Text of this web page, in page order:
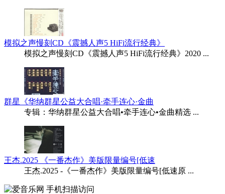
模拟之声慢刻CD《震撼人声5 HiFi流行经典》
模拟之声慢刻CD《震撼人声5 HiFi流行经典》2020 ...
群星《华纳群星公益大合唱·牵手连心·金曲
专辑：华纳群星公益大合唱•牵手连心•金曲精选 ...
王杰.2025 《一番杰作》美版限量编号[低速
王杰.2025 -《一番杰作》美版限量编号[低速原 ...
手机扫描访问